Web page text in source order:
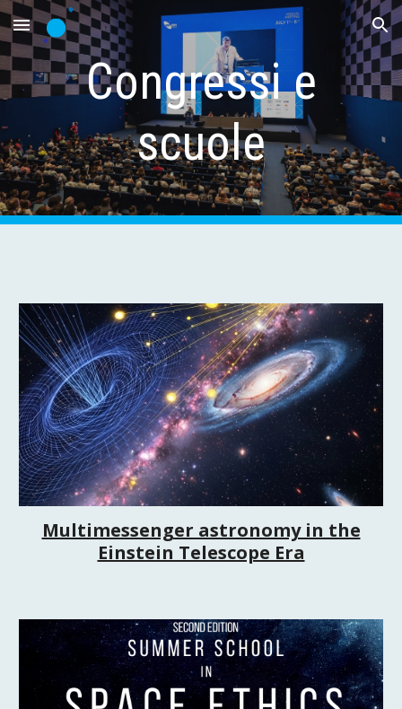
Skip to main content Skip to navigation
Congressi e
scuole
Multimessenger astronomy in the
Einstein Telescope Era